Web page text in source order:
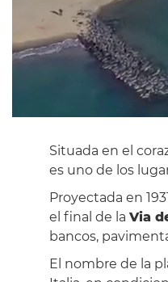
Situada en el
es uno de los
Proyectada en
el final de la Via
bancos,
El nombre de la